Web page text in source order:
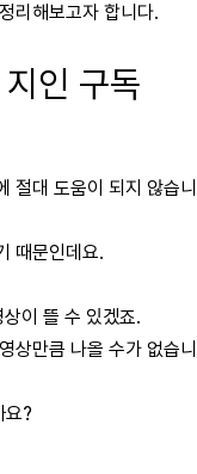
리해보고자 합니다.
인 구독
절대 도움이 되지 않습
때문인데요.
이 뜰 수 있겠죠.
상만큼 나올 수가 없습
요?